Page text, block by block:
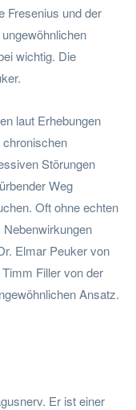
Fresenius und der
wichtig. Die
laut Erhebungen
Störungen
Weg
Oft ohne echten
Elmar Peuker von
Filler von der
Ansatz.
Er ist einer